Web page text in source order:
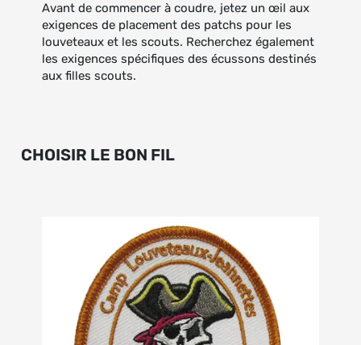
Avant de commencer à coudre, jetez un œil aux
exigences de placement des patchs pour les
louveteaux et les scouts. Recherchez également
les exigences spécifiques des écussons destinés
aux filles scouts.
CHOISIR LE BON FIL